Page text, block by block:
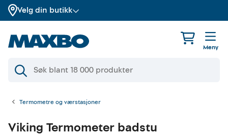
Velg din butikk
Meny
Termometre og værstasjoner
Viking Termometer badstu